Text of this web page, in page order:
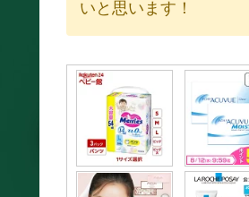
いと思います！